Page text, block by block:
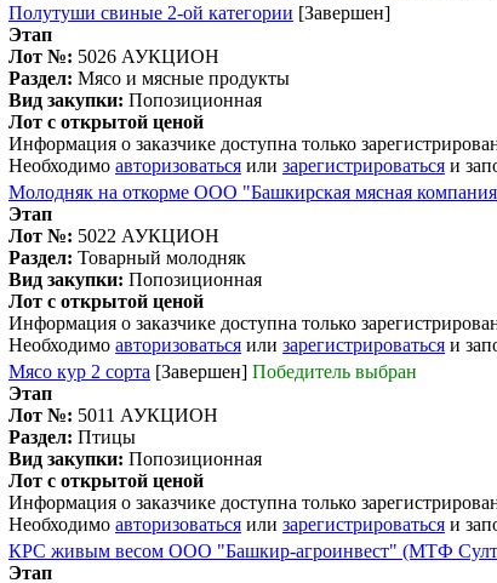
Полутуши свиные 2-ой категории [Завершен]
Этап
Лот №: 5026 АУКЦИОН
Раздел: Мясо и мясные продукты
Вид закупки: Попозиционная
Лот с открытой ценой
Информация о заказчике доступна только
Необходимо авторизоваться или зарегистрироваться и
Молодняк на откорме ООО "Башкирская мясная
Этап
Лот №: 5022 АУКЦИОН
Раздел: Товарный молодняк
Вид закупки: Попозиционная
Лот с открытой ценой
Информация о заказчике доступна только
Необходимо авторизоваться или зарегистрироваться и
Мясо кур 2 сорта [Завершен] Победитель выбран
Этап
Лот №: 5011 АУКЦИОН
Раздел: Птицы
Вид закупки: Попозиционная
Лот с открытой ценой
Информация о заказчике доступна только
Необходимо авторизоваться или зарегистрироваться и
КРС живым весом ООО "Башкир-агроинвест" (МТФ
Этап